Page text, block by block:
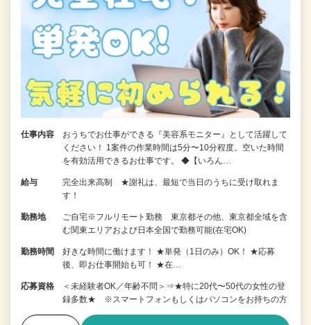
仕事内容
おうちでお仕事ができる『美容系モニター』として活躍して
ください！ 1案件の作業時間は5分〜10分程度。空いた時間
を有効活用できるお仕事です。 ◆【いろん…
給与
完全出来高制 ★謝礼は、最短で当日のうちに受け取れま
す！
勤務地
ご自宅※フルリモート勤務 東京都その他、東京都全域を含
む関東エリアおよび日本全国で勤務可能(在宅OK)
勤務時間
好きな時間に働けます！ ★単発（1日のみ）OK！ ★応募
後、即お仕事開始も可！ ★在…
応募資格
＜未経験者OK／年齢不問＞⇒★特に20代〜50代の女性の登
録多数★ ※スマートフォンもしくはパソコンをお持ちの方